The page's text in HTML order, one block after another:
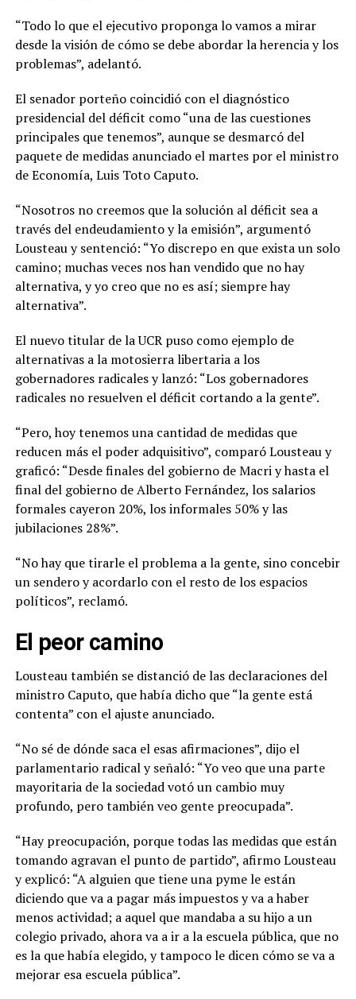
“Todo lo que el ejecutivo proponga lo vamos a mirar
desde la visión de cómo se debe abordar la herencia y los
problemas”, adelantó.
El senador porteño coincidió con el diagnóstico
presidencial del déficit como “una de las cuestiones
principales que tenemos”, aunque se desmarcó del
paquete de medidas anunciado el martes por el ministro
de Economía, Luis Toto Caputo.
“Nosotros no creemos que la solución al déficit sea a
través del endeudamiento y la emisión”, argumentó
Lousteau y sentenció: “Yo discrepo en que exista un solo
camino; muchas veces nos han vendido que no hay
alternativa, y yo creo que no es así; siempre hay
alternativa”.
El nuevo titular de la UCR puso como ejemplo de
alternativas a la motosierra libertaria a los
gobernadores radicales y lanzó: “Los gobernadores
radicales no resuelven el déficit cortando a la gente”.
“Pero, hoy tenemos una cantidad de medidas que
reducen más el poder adquisitivo”, comparó Lousteau y
graficó: “Desde finales del gobierno de Macri y hasta el
final del gobierno de Alberto Fernández, los salarios
formales cayeron 20%, los informales 50% y las
jubilaciones 28%”.
“No hay que tirarle el problema a la gente, sino concebir
un sendero y acordarlo con el resto de los espacios
políticos”, reclamó.
El peor camino
Lousteau también se distanció de las declaraciones del
ministro Caputo, que había dicho que “la gente está
contenta” con el ajuste anunciado.
“No sé de dónde saca el esas afirmaciones”, dijo el
parlamentario radical y señaló: “Yo veo que una parte
mayoritaria de la sociedad votó un cambio muy
profundo, pero también veo gente preocupada”.
“Hay preocupación, porque todas las medidas que están
tomando agravan el punto de partido”, afirmo Lousteau
y explicó: “A alguien que tiene una pyme le están
diciendo que va a pagar más impuestos y va a haber
menos actividad; a aquel que mandaba a su hijo a un
colegio privado, ahora va a ir a la escuela pública, que no
es la que había elegido, y tampoco le dicen cómo se va a
mejorar esa escuela pública”.